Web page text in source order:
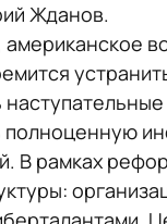
Жданов.
американское
В рамках